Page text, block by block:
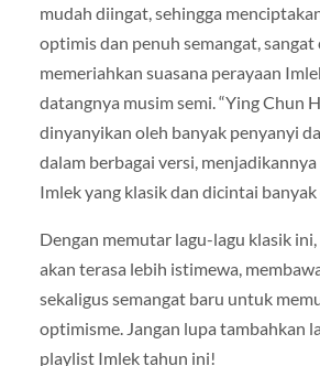
mudah diingat, sehingga
optimis dan penuh semangat,
memeriahkan suasana perayaan
datangnya musim semi. “Ying Chun
dinyanyikan oleh banyak penyanyi
dalam berbagai versi, menjadikannya
Imlek yang klasik dan dicintai banyak
Dengan memutar lagu-lagu klasik
akan terasa lebih istimewa,
sekaligus semangat baru untuk
optimisme. Jangan lupa tambahkan
playlist Imlek tahun ini!